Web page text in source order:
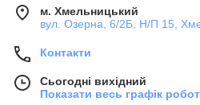
м. Хмельницький
вул. Озерна, 6/2Б, Н/П 15,
Контакти
Сьогодні вихідний
Показати весь графік